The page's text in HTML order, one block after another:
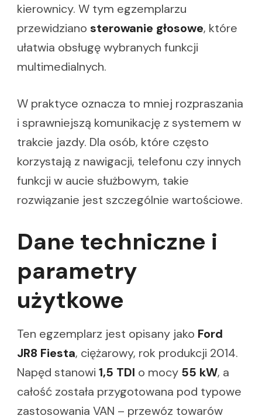
kierownicy. W tym egzemplarzu
przewidziano sterowanie głosowe, które
ułatwia obsługę wybranych funkcji
multimedialnych.
W praktyce oznacza to mniej rozpraszania
i sprawniejszą komunikację z systemem w
trakcie jazdy. Dla osób, które często
korzystają z nawigacji, telefonu czy innych
funkcji w aucie służbowym, takie
rozwiązanie jest szczególnie wartościowe.
Dane techniczne i
parametry
użytkowe
Ten egzemplarz jest opisany jako Ford
JR8 Fiesta, ciężarowy, rok produkcji 2014.
Napęd stanowi 1,5 TDI o mocy 55 kW, a
całość została przygotowana pod typowe
zastosowania VAN – przewóz towarów